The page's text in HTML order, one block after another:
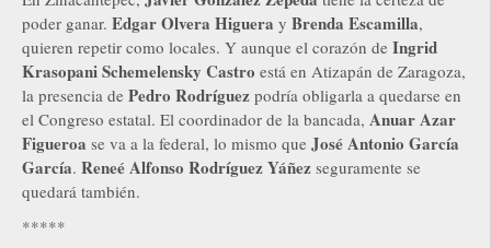
poder ganar. Edgar Olvera Higuera y Brenda Escamilla,
quieren repetir como locales. Y aunque el corazón de Ingrid
Krasopani Schemelensky Castro está en Atizapán de Zaragoza,
la presencia de Pedro Rodríguez podría obligarla a quedarse en
el Congreso estatal. El coordinador de la bancada, Anuar Azar
Figueroa se va a la federal, lo mismo que José Antonio García
García. Reneé Alfonso Rodríguez Yáñez seguramente se
quedará también.
*****